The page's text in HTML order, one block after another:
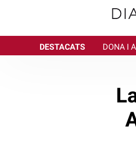
DESTACATS DONA I